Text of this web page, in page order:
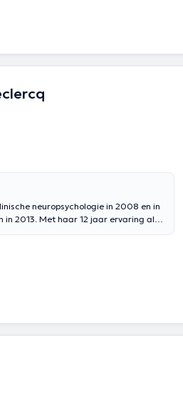
neuropsychologie in 2008 en in
2013. Met haar 12 jaar ervaring als